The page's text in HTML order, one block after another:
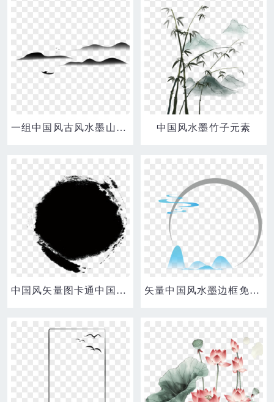
一组中国风古风水墨山水合集一元素 中国风水墨竹子元素
中国风矢量图卡通中国风图片 中国风水墨圆点 矢量中国风水墨边框免抠系列一素材